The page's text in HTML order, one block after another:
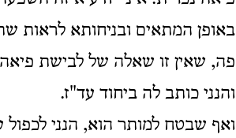
באופן המתאים ובניחותא לראות
פה, שאין זו שאלה של לבישת פיאה
והנני כותב לה ביחוד עד"ז.
ואף שבטח למותר הוא, הנני לכפול